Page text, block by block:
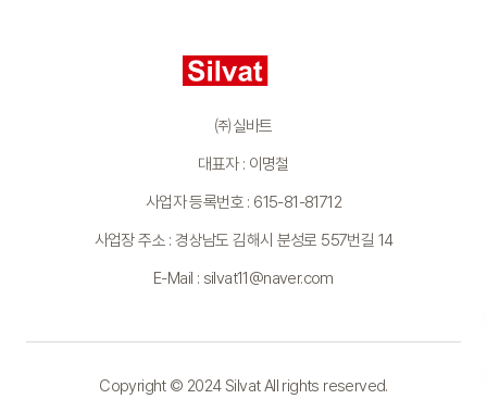
㈜실바트
대표자 : 이명철
사업자 등록번호 : 615-81-81712
사업장 주소 : 경상남도 김해시 분성로 557번길 14
E-Mail : silvat11@naver.com
Copyright © 2024 Silvat All rights reserved.